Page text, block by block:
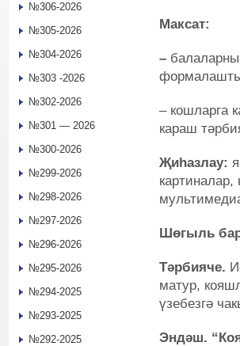
Максат:
–
– кошларга
караш
Җиһазлау:
Шөгыль
Тәрбияче.
матур,
үзебезгә
Эндәш.
№306-2026
№305-2026
№304-2026
№303 -2026
№302-2026
№301 — 2026
№300-2026
№299-2026
№298-2026
№297-2026
№296-2026
№295-2026
№294-2025
№293-2025
№292-2025